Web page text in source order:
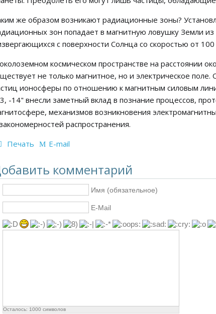
же образом возникают радиационные зоны?
зон попадает в магнитную ловушку Земли
с поверхности Солнца со скоростью от
космическом пространстве на расстоянии
не только магнитное, но и электрическое
ионосферы по отношению к магнитным силовым
-14" внесли заметный вклад в познание процессов,
механизмов возникновения
распространения.
Печать
E-mail
комментарий
Имя (обязательное)
E-Mail
Осталось: 1000 символов